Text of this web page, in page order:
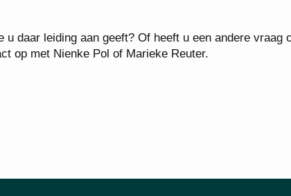
daar leiding aan geeft? Of heeft u een andere vraag
op met Nienke Pol of Marieke Reuter.